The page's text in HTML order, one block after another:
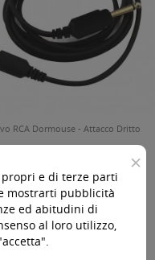
RCA Dormouse - Attacco Dritto
34,00 €IVA Incl.
×
e di terze parti
mostrarti pubblicità
ed abitudini di
al loro utilizzo,